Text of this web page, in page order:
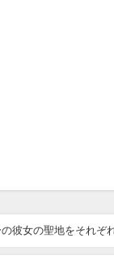
彼女の聖地をそれぞ